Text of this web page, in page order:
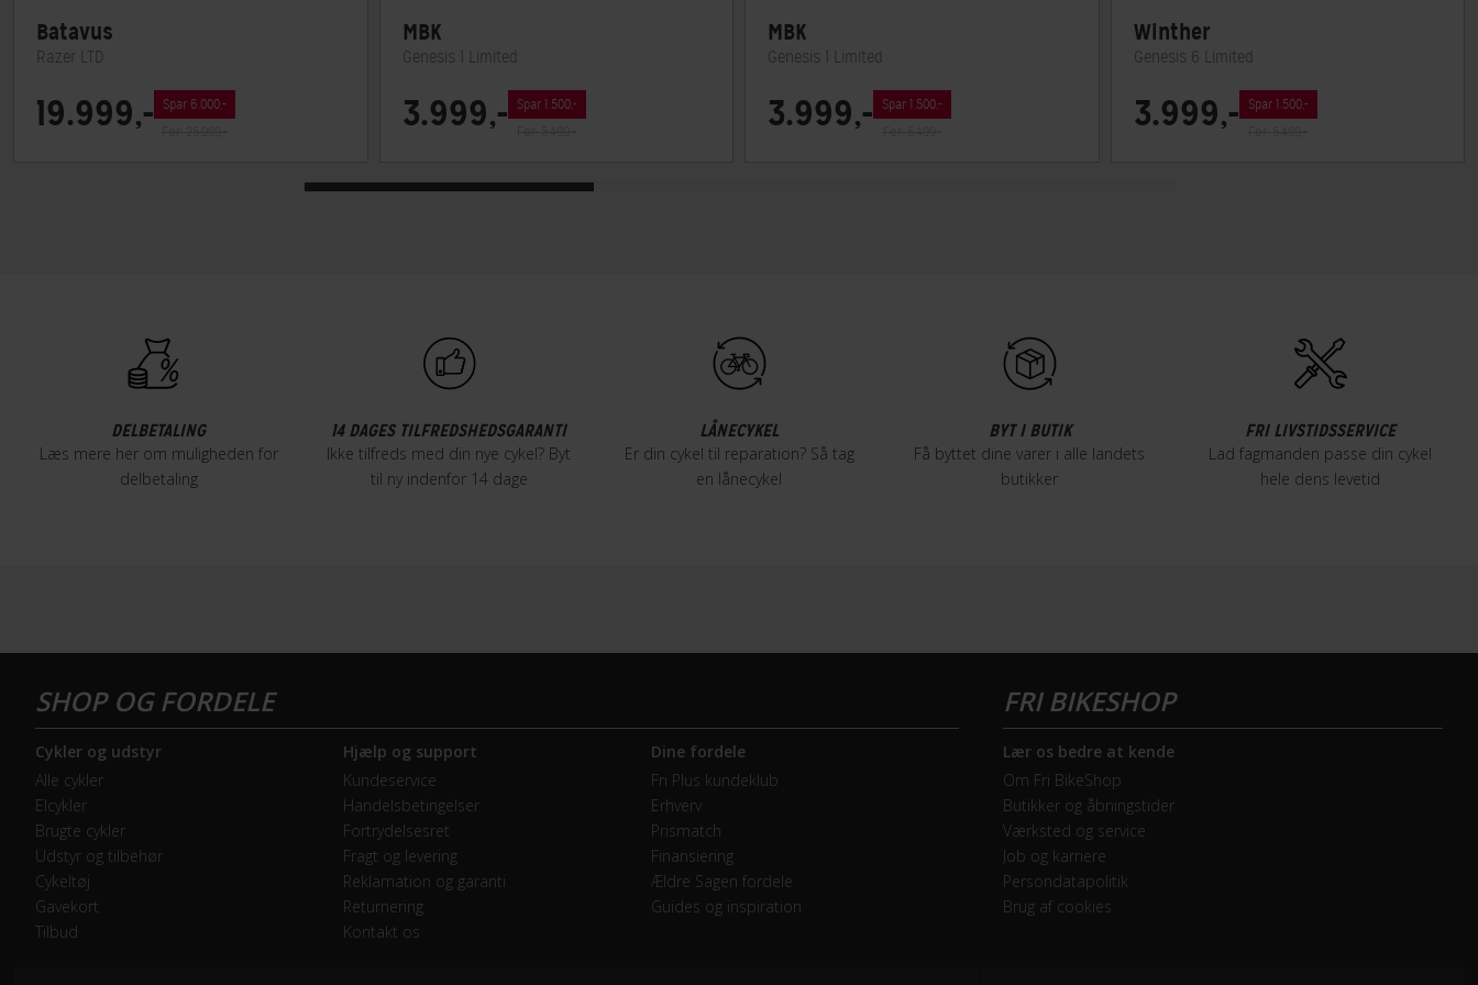
Batavus
Razer LTD
19.999,-
Spar 6.000,-
MBK
Genesis 1 Limited
3.999,-
Spar 1.500,-
MBK
Genesis 1 Limited
3.999,-
Spar 1.500,-
Winther
Genesis 6 Limited
3.999,-
Spar 1.500,-
DELBETALING
Læs mere her om muligheden for
delbetaling
14 DAGES TILFREDSHEDSGARANTI
Ikke tilfreds med din nye cykel? Byt
til ny indenfor 14 dage
LÅNECYKEL
Er din cykel til reparation? Så tag
en lånecykel
BYT I BUTIK
Få byttet dine varer i alle landets
butikker
FRI LIVSTIDSSERVICE
Lad fagmanden passe din cykel
hele dens levetid
Cykler og udstyr
Alle cykler
Elcykler
Brugte cykler
Udstyr og tilbehør
Cykeltøj
Gavekort
Tilbud
Hjælp og support
Kundeservice
Handelsbetingelser
Fortrydelsesret
Fragt og levering
Reklamation og garanti
Returnering
Kontakt os
Dine fordele
Fri Plus kundeklub
Erhverv
Prismatch
Finansiering
Ældre Sagen fordele
Guides og inspiration
Lær os bedre at kende
Om Fri BikeShop
Butikker og åbningstider
Værksted og service
Job og karriere
Persondatapolitik
Brug af cookies